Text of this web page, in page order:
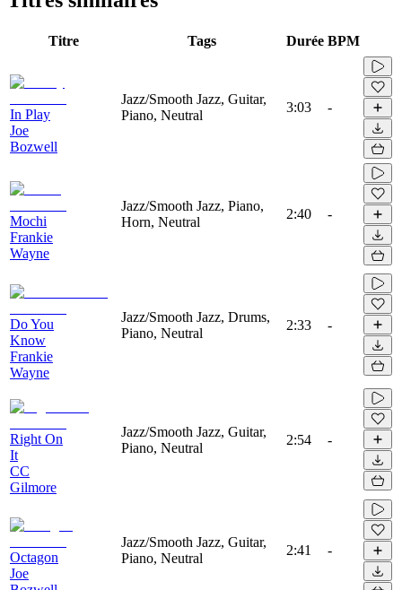
Titre Tags Durée BPM
In Play
Joe
Bozwell
Jazz/Smooth Jazz, Guitar,
Piano, Neutral
3:03 -
Mochi
Frankie
Wayne
Jazz/Smooth Jazz, Piano,
Horn, Neutral
2:40 -
Do You
Know
Frankie
Wayne
Jazz/Smooth Jazz, Drums,
Piano, Neutral
2:33 -
Right On
It
CC
Gilmore
Jazz/Smooth Jazz, Guitar,
Piano, Neutral
2:54 -
Octagon
Joe
Jazz/Smooth Jazz, Guitar,
Piano, Neutral
2:41 -